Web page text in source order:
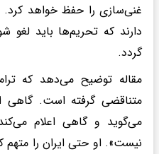
غنی‌سازی را حفظ خواهد کرد.
دارند که تحریم‌ها باید لغو
گردد.
مقاله توضیح می‌دهد که
متناقضی گرفته است. گاهی
می‌گوید و گاهی اعلام
نیست». او حتی ایران را متهم